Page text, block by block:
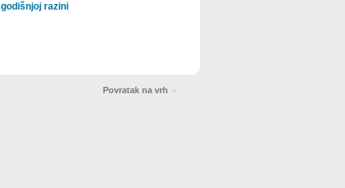
godišnjoj razini
Povratak na vrh